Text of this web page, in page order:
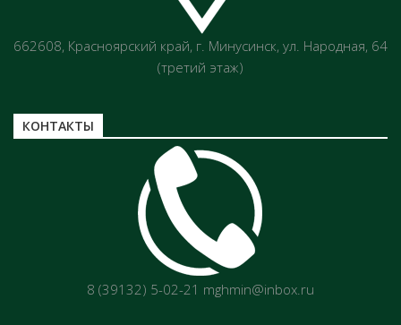
662608, Красноярский край, г. Минусинск, ул. Народная, 64
(третий этаж)
КОНТАКТЫ
8 (39132) 5-02-21 mghmin@inbox.ru